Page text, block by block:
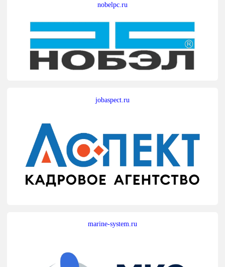
nobelpc.ru
jobaspect.ru
marine-system.ru